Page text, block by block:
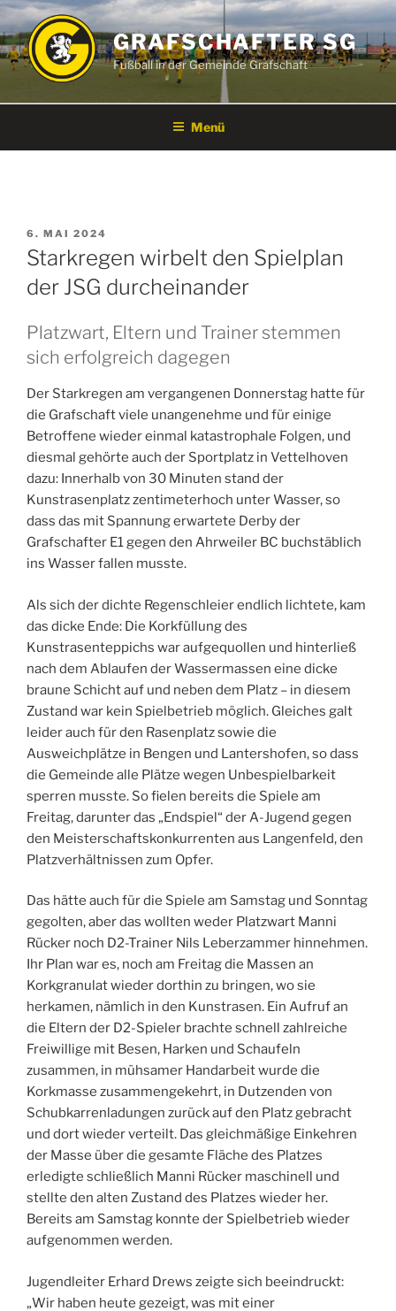
Zum
Inhalt
springen
GRAFSCHAFTER SG
Fußball in der Gemeinde Grafschaft
Menü
VERÖFFENTLICHT
AM
6. MAI 2024
Starkregen wirbelt den Spielplan
der JSG durcheinander
Platzwart, Eltern und Trainer stemmen
sich erfolgreich dagegen
Der Starkregen am vergangenen Donnerstag hatte für
die Grafschaft viele unangenehme und für einige
Betroffene wieder einmal katastrophale Folgen, und
diesmal gehörte auch der Sportplatz in Vettelhoven
dazu: Innerhalb von 30 Minuten stand der
Kunstrasenplatz zentimeterhoch unter Wasser, so
dass das mit Spannung erwartete Derby der
Grafschafter E1 gegen den Ahrweiler BC buchstäblich
ins Wasser fallen musste.
Als sich der dichte Regenschleier endlich lichtete, kam
das dicke Ende: Die Korkfüllung des
Kunstrasenteppichs war aufgequollen und hinterließ
nach dem Ablaufen der Wassermassen eine dicke
braune Schicht auf und neben dem Platz – in diesem
Zustand war kein Spielbetrieb möglich. Gleiches galt
leider auch für den Rasenplatz sowie die
Ausweichplätze in Bengen und Lantershofen, so dass
die Gemeinde alle Plätze wegen Unbespielbarkeit
sperren musste. So fielen bereits die Spiele am
Freitag, darunter das „Endspiel“ der A-Jugend gegen
den Meisterschaftskonkurrenten aus Langenfeld, den
Platzverhältnissen zum Opfer.
Das hätte auch für die Spiele am Samstag und Sonntag
gegolten, aber das wollten weder Platzwart Manni
Rücker noch D2-Trainer Nils Leberzammer hinnehmen.
Ihr Plan war es, noch am Freitag die Massen an
Korkgranulat wieder dorthin zu bringen, wo sie
herkamen, nämlich in den Kunstrasen. Ein Aufruf an
die Eltern der D2-Spieler brachte schnell zahlreiche
Freiwillige mit Besen, Harken und Schaufeln
zusammen, in mühsamer Handarbeit wurde die
Korkmasse zusammengekehrt, in Dutzenden von
Schubkarrenladungen zurück auf den Platz gebracht
und dort wieder verteilt. Das gleichmäßige Einkehren
der Masse über die gesamte Fläche des Platzes
erledigte schließlich Manni Rücker maschinell und
stellte den alten Zustand des Platzes wieder her.
Bereits am Samstag konnte der Spielbetrieb wieder
aufgenommen werden.
Jugendleiter Erhard Drews zeigte sich beeindruckt:
„Wir haben heute gezeigt, was mit einer